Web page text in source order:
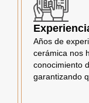
Años de
cerámica nos
conocimiento
garantizando